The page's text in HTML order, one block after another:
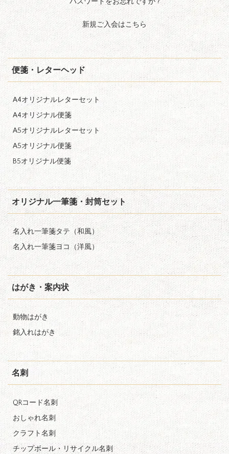
新規ご入会はこちら
便箋・レターヘッド
A4オリジナルレターセット
A4オリジナル便箋
A5オリジナルレターセット
A5オリジナル便箋
B5オリジナル便箋
オリジナル一筆箋・封筒セット
名入れ一筆箋タテ（和風）
名入れ一筆箋ヨコ（洋風）
はがき・案内状
動物はがき
銘入れはがき
名刺
QRコード名刺
おしゃれ名刺
クラフト名刺
チップボール・リサイクル名刺